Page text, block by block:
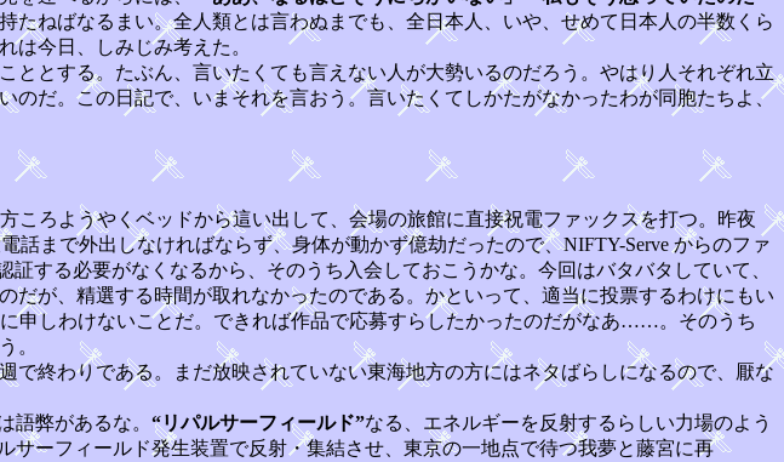
たねばなるまい。全人類とは言わぬまでも、全日本人、いや、せめて日本人の半数くら
今日、しみじみ考えた。
とする。たぶん、言いたくても言えない人が大勢いるのだろう。やはり人それぞれ立
だ。この日記で、いまそれを言おう。言いたくてしかたがなかったわが同胞たちよ、
ころようやくベッドから這い出して、会場の旅館に直接祝電ファックスを打つ。昨夜
まで外出しなければならず、身体が動かず億劫だったので、NIFTY-Serve からのファ
する必要がなくなるから、そのうち入会しておこうかな。今回はバタバタしていて、
だが、精選する時間が取れなかったのである。かといって、適当に投票するわけにもい
申しわけないことだ。できれば作品で応募すらしたかったのだがなあ……。そのうち
。
で終わりである。まだ放映されていない東海地方の方にはネタばらしになるので、厭な
語弊があるな。 “リパルサーフィールド”なる、エネルギーを反射するらしい力場のよう
ーフィールド発生装置で反射・集結させ、東京の一地点で待つ我夢と藤宮に再